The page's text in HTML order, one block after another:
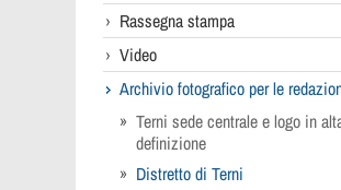
Rassegna stampa
Video
Archivio fotografico per le
Terni sede centrale e logo in
definizione
Distretto di Terni